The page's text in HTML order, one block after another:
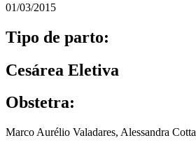
01/03/2015
Tipo de parto:
Cesárea Eletiva
Obstetra:
Marco Aurélio Valadares, Alessandra Cotta